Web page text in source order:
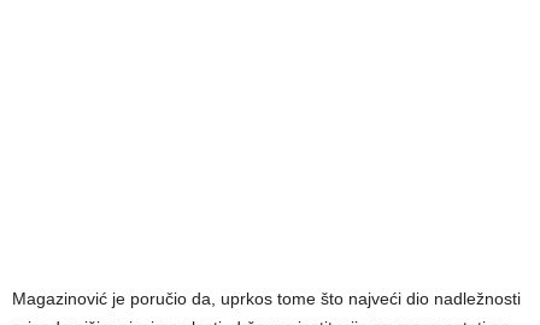
Magazinović je poručio da, uprkos tome što najveći dio nadležnosti